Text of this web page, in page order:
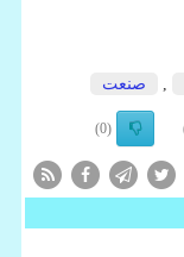
صنعت
(0)